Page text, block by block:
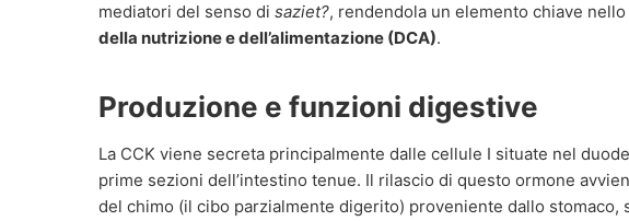
mediatori del senso di saziet?, rendendola un elemento chiave
della nutrizione e dell’alimentazione (DCA).
Produzione e funzioni digestive
La CCK viene secreta principalmente dalle cellule I situate nel
prime sezioni dell’intestino tenue. Il rilascio di questo ormone
del chimo (il cibo parzialmente digerito) proveniente dallo stomaco,